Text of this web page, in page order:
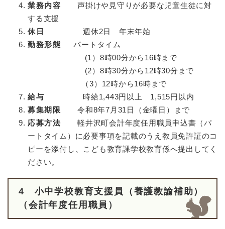
業務内容 声掛けや見守りが必要な児童生徒に対
する支援
休日 週休2日 年末年始
勤務形態 パートタイム
(1）8時00分から16時まで
(2）8時30分から12時30分まで
（3）12時から16時まで
給与 時給1,443円以上 1,515円以内
募集期限 令和8年7月31日（金曜日）まで
応募方法 軽井沢町会計年度任用職員申込書（パ
ートタイム）に必要事項を記載のうえ教員免許証のコ
ピーを添付し、こども教育課学校教育係へ提出してく
ださい。
4 小中学校教育支援員（養護教諭補助）
（会計年度任用職員）